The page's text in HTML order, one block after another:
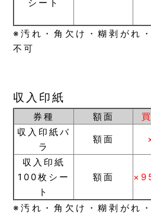
シート
※汚れ・角欠け・糊剥がれ
不可
収入印紙
券種 額面
収入印紙バ
ラ
額面
収入印紙
100枚シー
ト
額面
※汚れ・角欠け・糊剥がれ